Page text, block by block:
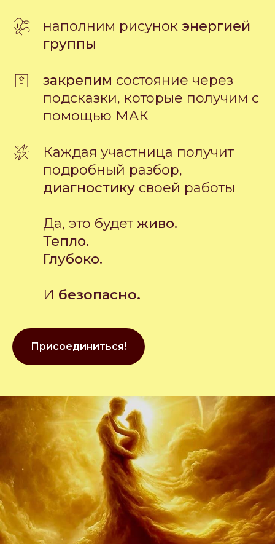
наполним рисунок энергией
группы
закрепим состояние через
подсказки, которые получим с
помощью МАК
Каждая участница получит
подробный разбор,
диагностику своей работы
Да, это будет живо.
Тепло.
Глубоко.
И безопасно.
Присоединиться!